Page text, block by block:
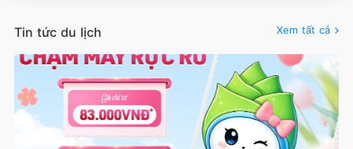
Tin tức du lịch Xem tất cả